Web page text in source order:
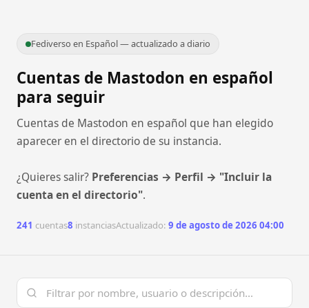
Fediverso en Español — actualizado a diario
Cuentas de Mastodon en español
para seguir
Cuentas de Mastodon en español que han elegido
aparecer en el directorio de su instancia.
¿Quieres salir? Preferencias → Perfil → "Incluir la
cuenta en el directorio".
241 cuentas8 instanciasActualizado: 9 de agosto de 2026 04:00